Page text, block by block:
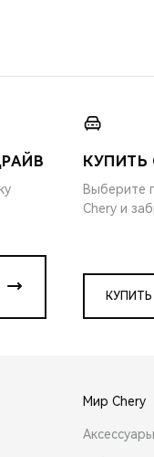
КУПИТЬ
Выберите
Chery и
Мир Chery
Аксессуары